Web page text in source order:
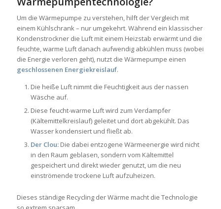
Um die Wärmepumpe zu verstehen, hilft der Vergleich mit
einem Kühlschrank – nur umgekehrt. Während ein klassischer
Kondenstrockner die Luft mit einem Heizstab erwärmt und die
feuchte, warme Luft danach aufwendig abkühlen muss (wobei
die Energie verloren geht), nutzt die Wärmepumpe einen
geschlossenen Energiekreislauf.
Die heiße Luft nimmt die Feuchtigkeit aus der nassen
Wäsche auf.
Diese feucht-warme Luft wird zum Verdampfer
(Kältemittelkreislauf) geleitet und dort abgekühlt. Das
Wasser kondensiert und fließt ab.
Der Clou:Die dabei entzogene Wärmeenergie wird nicht
in den Raum geblasen, sondern vom Kältemittel
gespeichert und direkt wieder genutzt, um die neu
einströmende trockene Luft aufzuheizen.
Dieses ständige Recycling der Wärme macht die Technologie